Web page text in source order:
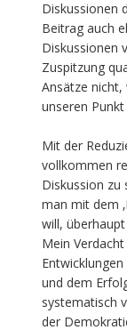
Diskussionen
Beitrag auch
Diskussionen
Zuspitzung
Ansätze
unseren
Mit der
vollkommen
Diskussion zu
man mit dem
will,
Mein
und dem
systematisch
der